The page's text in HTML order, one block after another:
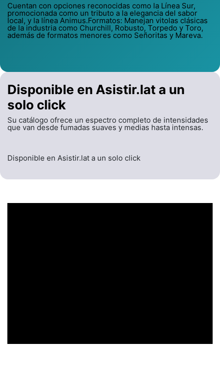
Cuentan con opciones reconocidas como la Línea Sur,
promocionada como un tributo a la elegancia del sabor
local, y la línea Animus.Formatos: Manejan vitolas clásicas
de la industria como Churchill, Robusto, Torpedo y Toro,
además de formatos menores como Señoritas y Mareva.
Disponible en Asistir.lat a un
solo click
Su catálogo ofrece un espectro completo de intensidades
que van desde fumadas suaves y medias hasta intensas.
Disponible en Asistir.lat a un solo click